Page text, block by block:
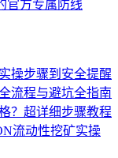
官方专属防线
操步骤到安全提醒
流程与避坑全指南
？超详细步骤教程
流动性挖矿实操